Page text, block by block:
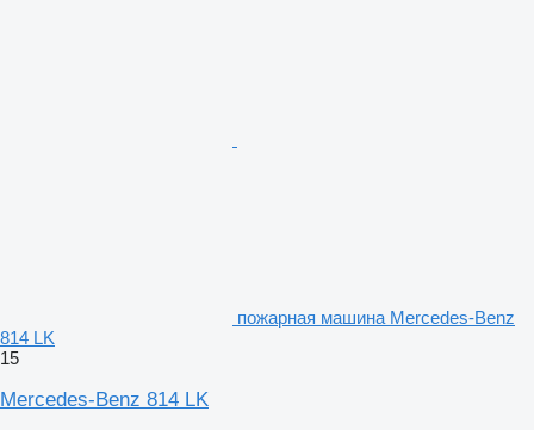
пожарная машина Mercedes-Benz
814 LK
15
Mercedes-Benz 814 LK